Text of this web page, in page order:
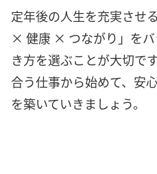
定年後の人生を充実させ
× 健康 × つながり」を
き方を選ぶことが大切で
合う仕事から始めて、安
を築いていきましょう。